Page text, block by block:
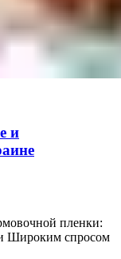
и
пленки:
Широким спросом